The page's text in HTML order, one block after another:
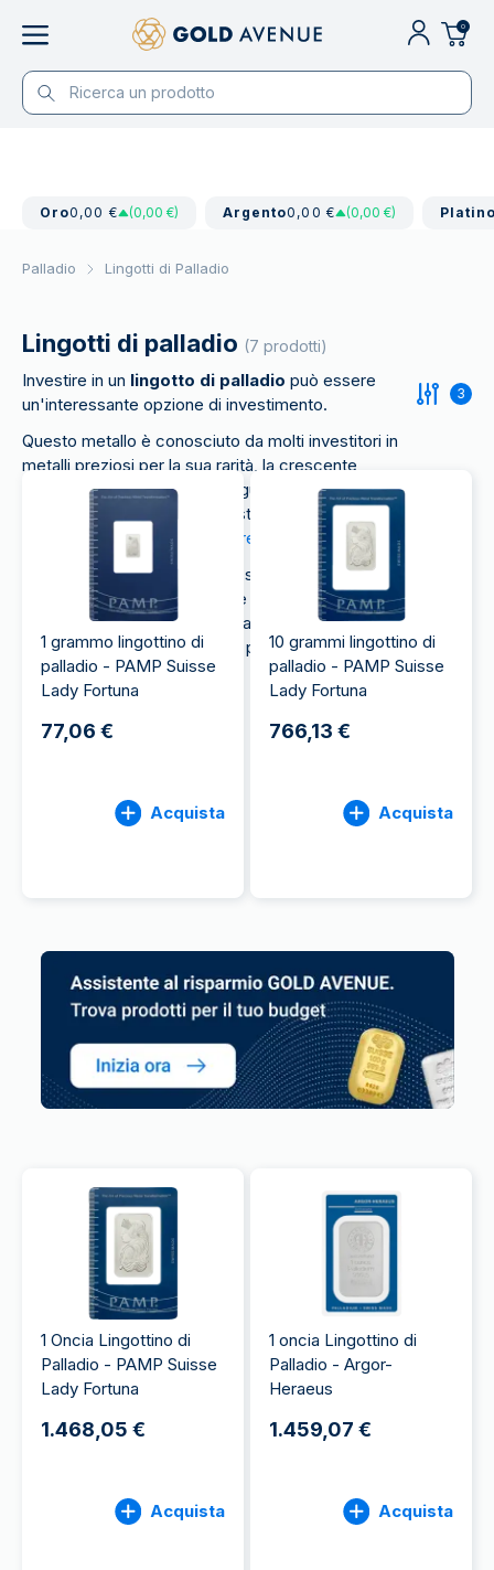
0
Oro0,00 € (0,00 €) Argento0,00 € (0,00 €)
Palladio Lingotti di Palladio
Lingotti di palladio (7 prodotti)
Investire in un lingotto di palladio può essere
un'interessante opzione di investimento.
Questo metallo è conosciuto da molti investitori in
metalli preziosi per la sua rarità, la crescente
domanda industriale e conseguente potenziale di
crescita del prezzo. Per questo, sempre più
persone scelgono di
comprare palladio .
Se molti investitori tendono a scegliere l’oro e
l’argento come prima opzione di investimento, il
palladio viene spesso trascurato, ma rappresenta
un’interessante aggiunta a un portafoglio ben
diversificato.
3
1 grammo lingottino di
palladio - PAMP Suisse
Lady Fortuna
77,06 €
Acquista
10 grammi lingottino di
palladio - PAMP Suisse
Lady Fortuna
766,13 €
Acquista
1 Oncia Lingottino di
Palladio - PAMP Suisse
Lady Fortuna
1.468,05 €
Acquista
1 oncia Lingottino di
Palladio - Argor-
Heraeus
1.459,07 €
Acquista